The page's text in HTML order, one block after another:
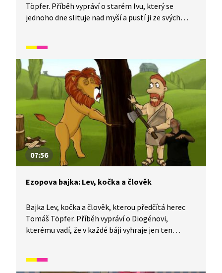
Töpfer. Příběh vypráví o starém lvu, který se
jednoho dne slituje nad myší a pustí ji ze svých
je vhodná také jako doplňkový materiál k výuce
češtiny pro cizince.
07:56
Ezopova bajka: Lev, kočka a člověk
Bajka Lev, kočka a člověk, kterou předčítá herec
Tomáš Töpfer. Příběh vypráví o Diogénovi,
kterému vadí, že v každé báji vyhraje jen ten
kočky jsou totiž lidé velmi chytří a silní a lev s ní